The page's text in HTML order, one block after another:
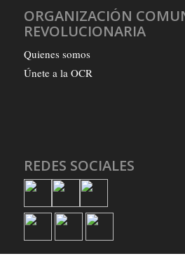
ORGANIZACIÓN
REVOLUCIONARIA
Quienes somos
Únete a la OCR
REDES SOCIALES